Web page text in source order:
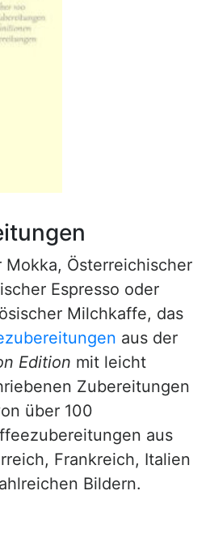
Mokka, Österreichischer
Espresso oder
Milchkaffe, das
aus der
Edition mit leicht
Zubereitungen
über 100
aus
Frankreich, Italien
Bildern.